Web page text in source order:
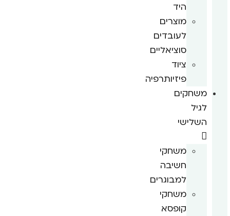
היד
מוצרים
לעובדים
סוציאליים
ציוד
פיזיותרפיה
משחקים
לגיל
השלישי
משחקי
חשיבה
למבוגרים
משחקי
קופסא